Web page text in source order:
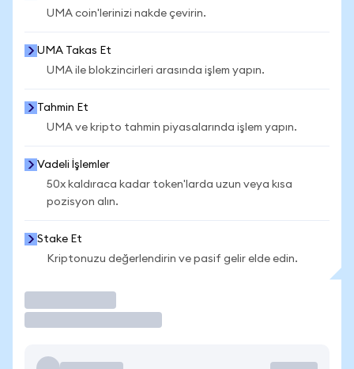
UMA coin'lerinizi nakde çevirin.
UMA Takas Et
UMA ile blokzincirleri arasında işlem yapın.
Tahmin Et
UMA ve kripto tahmin piyasalarında işlem yapın.
Vadeli İşlemler
50x kaldıraca kadar token'larda uzun veya kısa
pozisyon alın.
Stake Et
Kriptonuzu değerlendirin ve pasif gelir elde edin.